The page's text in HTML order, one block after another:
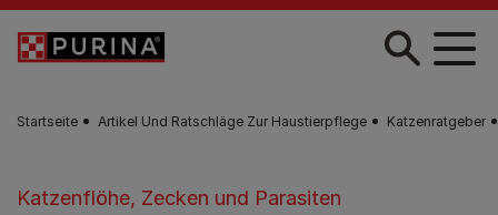
Zum Hauptinhalt springen
Startseite Artikel Und Ratschläge Zur Haustierpflege Katzenratgeber
Katzenflöhe, Zecken und Parasiten